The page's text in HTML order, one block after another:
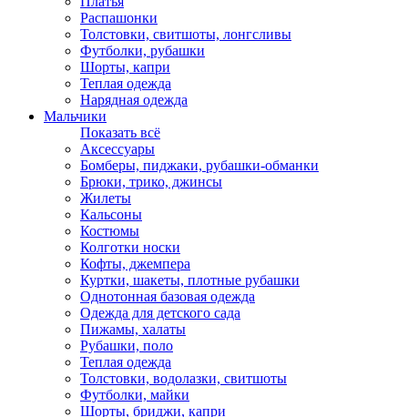
Распашонки
Толстовки, свитшоты, лонгсливы
Футболки, рубашки
Шорты, капри
Теплая одежда
Нарядная одежда
Мальчики
Показать всё
Аксессуары
Бомберы, пиджаки, рубашки-обманки
Брюки, трико, джинсы
Жилеты
Кальсоны
Костюмы
Колготки носки
Кофты, джемпера
Куртки, шакеты, плотные рубашки
Однотонная базовая одежда
Одежда для детского сада
Пижамы, халаты
Рубашки, поло
Теплая одежда
Толстовки, водолазки, свитшоты
Футболки, майки
Шорты, бриджи, капри